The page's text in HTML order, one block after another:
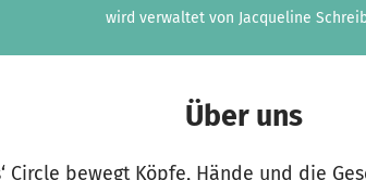
wird verwaltet von Jacqueline
Über uns
Circle bewegt Köpfe, Hände und die